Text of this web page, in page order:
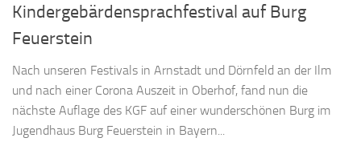
Kindergebärdensprachfestival auf Burg
Feuerstein
Nach unseren Festivals in Arnstadt und Dörnfeld an der Ilm
und nach einer Corona Auszeit in Oberhof, fand nun die
nächste Auflage des KGF auf einer wunderschönen Burg im
Jugendhaus Burg Feuerstein in Bayern...